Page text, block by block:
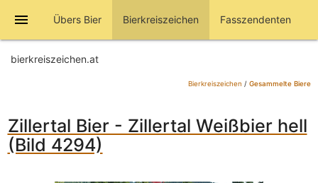
menu Übers Bier Bierkreiszeichen Fasszendenten
bierkreiszeichen.at
Bierkreiszeichen / Gesammelte Biere
Zillertal Bier - Zillertal Weißbier hell
(Bild 4294)